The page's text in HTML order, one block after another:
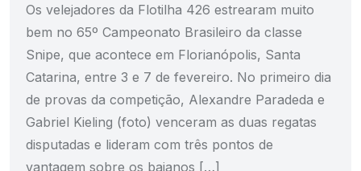
Os velejadores da Flotilha 426 estrearam muito
bem no 65º Campeonato Brasileiro da classe
Snipe, que acontece em Florianópolis, Santa
Catarina, entre 3 e 7 de fevereiro. No primeiro dia
de provas da competição, Alexandre Paradeda e
Gabriel Kieling (foto) venceram as duas regatas
disputadas e lideram com três pontos de
vantagem sobre os baianos […]